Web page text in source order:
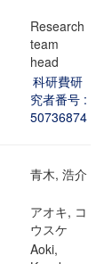
Research
team
head
科研費研
究者番号 :
50736874
青木, 浩介
アオキ, コ
ウスケ
Aoki,